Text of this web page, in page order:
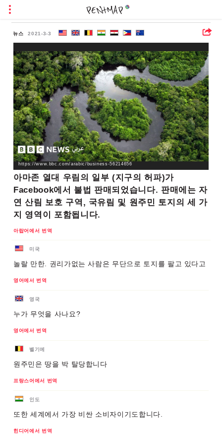
뉴스 2021-3-3
https://www.bbc.com/arabic/business-56214656
아마존 열대 우림의 일부 (지구의 허파)가
Facebook에서 불법 판매되었습니다. 판매에는 자
연 산림 보호 구역, 국유림 및 원주민 토지의 세 가
지 영역이 포함됩니다.
아랍어에서 번역
미국
놀랄 만한. 권리가없는 사람은 무단으로 토지를 팔고 있다고
영어에서 번역
영국
누가 무엇을 사나요?
영어에서 번역
벨기에
원주민은 땅을 박 탈당합니다
프랑스어에서 번역
인도
또한 세계에서 가장 비싼 소비자이기도합니다.
힌디어에서 번역